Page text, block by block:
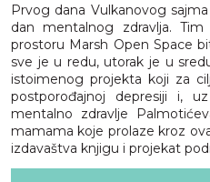
Prvog dana Vulkanovog
dan mentalnog zdravlja.
prostoru Marsh Open Space
sve je u redu, utorak je u
istoimenog projekta koji za
postporođajnoj depresiji i,
mentalno zdravlje
mamama koje prolaze kroz
izdavaštva knjigu i projekat